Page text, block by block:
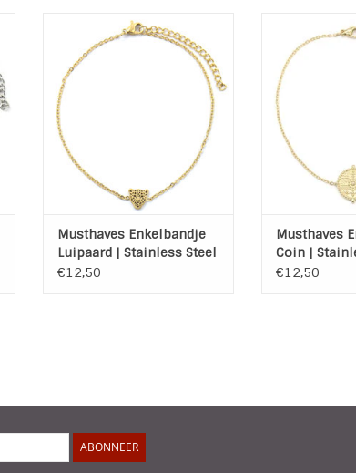
Enkelbandje Stainless Steel
"Luipaard" Gold Plated
TOEVOEGEN AAN WINKELWAGEN
Musthaves Enkelbandje
Luipaard | Stainless Steel
| Gold Plated
€12,50
Enkelbandje
"Crafted
TOEVOEGEN
Musthaves
Coin |
Gold Plated
€12,50
ABONNEER